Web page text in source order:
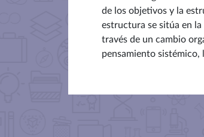
de los objetivos y la
estructura se sitúa en
través de un cambio
pensamiento